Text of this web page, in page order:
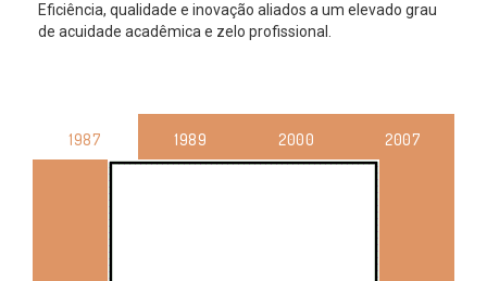
Eficiência, qualidade e inovação aliados a um elevado grau
de acuidade acadêmica e zelo profissional.
1987 1989 2000 2007